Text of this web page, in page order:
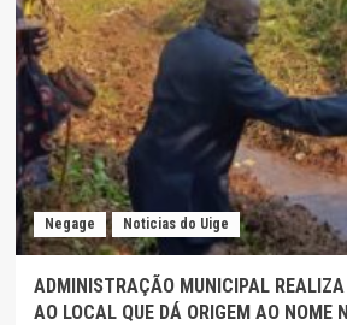
Negage Noticias do Uige
ADMINISTRAÇÃO MUNICIPAL
AO LOCAL QUE DÁ ORIGEM AO NOME